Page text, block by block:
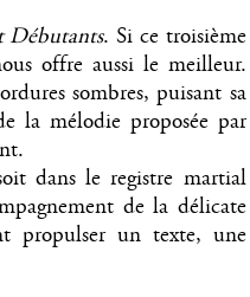
Débutants. Si ce troisième
offre aussi le meilleur.
sombres, puisant sa
la mélodie proposée par
dans le registre martial
de la délicate
propulser un texte, une